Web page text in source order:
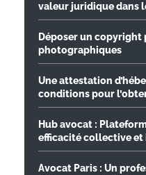
valeur juridique dans
Déposer un
photographiques
Une attestation
conditions pour
Hub avocat :
efficacité collective
Avocat Paris : Un